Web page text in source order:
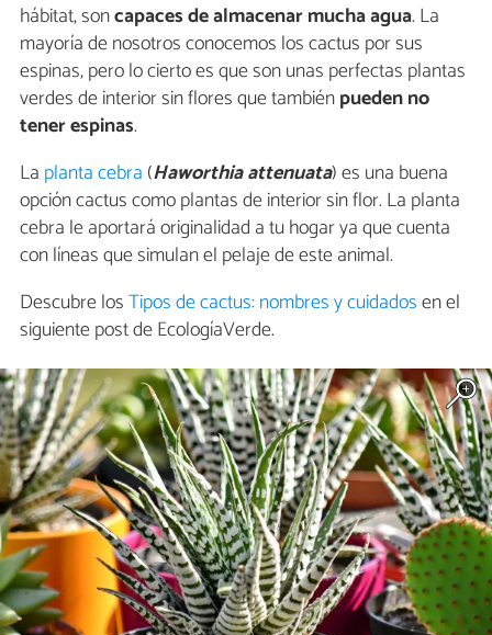
hábitat, soncapaces de almacenar mucha agua. La
mayoría de nosotros conocemos los cactus por sus
espinas, pero lo cierto es que son unas perfectas plantas
verdes de interior sin flores que tambiénpueden no
tener espinas.
La planta cebra (Haworthia attenuata) es una buena
opción cactus como plantas de interior sin flor. La planta
cebra le aportará originalidad a tu hogar ya que cuenta
con líneas que simulan el pelaje de este animal.
Descubre losTipos de cactus: nombres y cuidadosen el
siguiente post de EcologíaVerde.